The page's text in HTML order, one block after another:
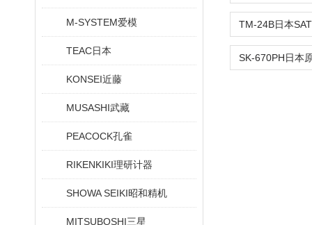
M-SYSTEM爱模
TEAC日本
KONSEI近藤
MUSASHI武藏
PEACOCK孔雀
RIKENKIKI理研计器
SHOWA SEIKI昭和精机
MITSUBOSHI三星